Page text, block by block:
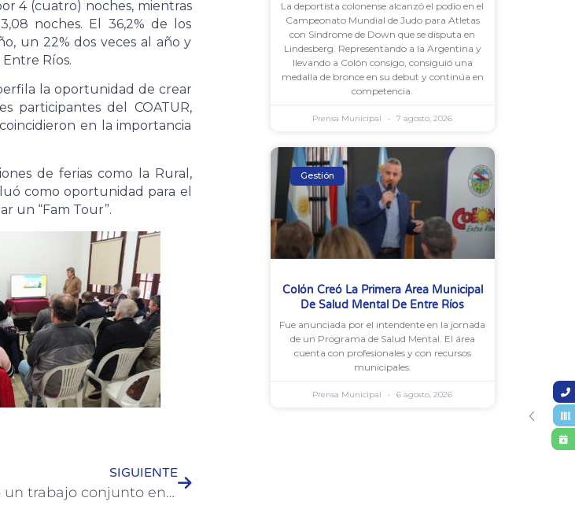
4 (cuatro) noches, mientras
noches. El 36,2% de los
un 22% dos veces al año y
Entre Ríos.
la oportunidad de crear
participantes del COATUR,
en la importancia
de ferias como la Rural,
como oportunidad para el
un “Fam Tour”.
SIGUIENTE
Se lleva a cabo un trabajo conjunto entre el Municipio de Colón, Educación, legisladores y zonal de arquitectura
La deportista colonense alcanzó el podio en el
Campeonato Mundial de Judo para Atletas
con Síndrome de Down que se disputa en
Lindesberg. Representando a la Argentina y
llevando a Colón consigo, consiguió una
medalla de bronce en su debut y continúa en
competencia.
Prensa Municipal 7 agosto, 2026
Gestión
Colón Creó La Primera Área Municipal
De Salud Mental De Entre Ríos
Fue anunciada por el intendente en la jornada
de un Programa de Salud Mental. El área
cuenta con profesionales y con recursos
municipales.
Prensa Municipal 6 agosto, 2026